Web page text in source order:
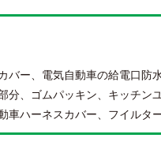
バー、電気自動車の給電口
分、ゴムパッキン、キッチ
車ハーネスカバー、フイルタ